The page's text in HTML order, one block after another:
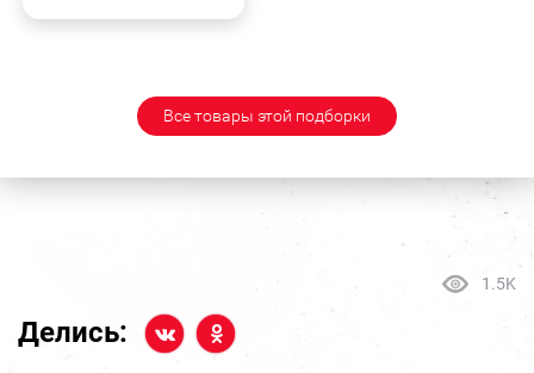
Все товары этой подборки
1.5K
Делись: